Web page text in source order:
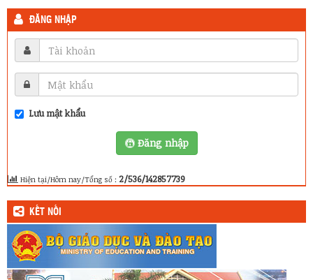
ĐĂNG NHẬP
Lưu mật khẩu
Đăng nhập
Hiện tại/Hôm nay/Tổng số : 2/536/142857739
KẾT NỐI